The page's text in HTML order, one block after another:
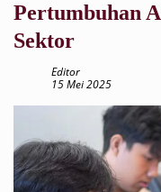
Pertumbuhan
Sektor
Editor
15 Mei 2025